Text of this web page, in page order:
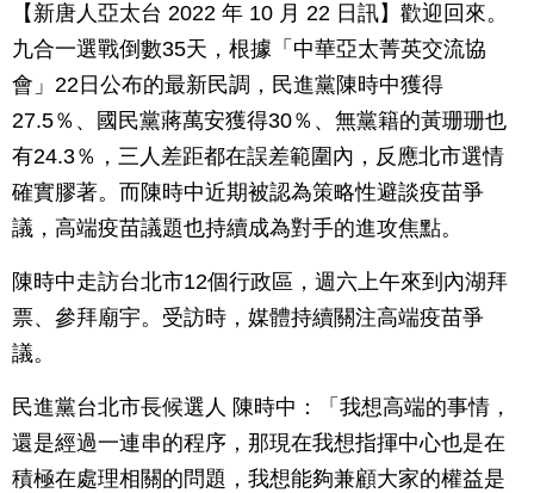
【新唐人亞太台 2022 年 10 月 22 日訊】歡迎回來。
九合一選戰倒數35天，根據「中華亞太菁英交流協
會」22日公布的最新民調，民進黨陳時中獲得
27.5％、國民黨蔣萬安獲得30％、無黨籍的黃珊珊也
有24.3％，三人差距都在誤差範圍內，反應北市選情
確實膠著。而陳時中近期被認為策略性避談疫苗爭
議，高端疫苗議題也持續成為對手的進攻焦點。
陳時中走訪台北市12個行政區，週六上午來到內湖拜
票、參拜廟宇。受訪時，媒體持續關注高端疫苗爭
議。
民進黨台北市長候選人 陳時中：「我想高端的事情，
還是經過一連串的程序，那現在我想指揮中心也是在
積極在處理相關的問題，我想能夠兼顧大家的權益是